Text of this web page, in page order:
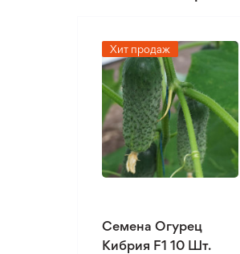
Хит продаж
Семена Огурец
Кибрия F1 10 Шт.